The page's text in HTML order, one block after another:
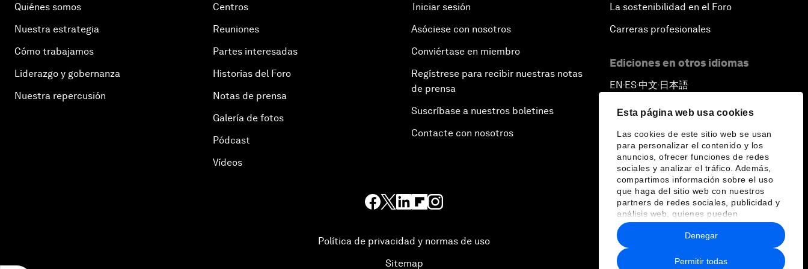
Esta página web usa cookies
Las cookies de este sitio web se usan
para personalizar el contenido y los
anuncios, ofrecer funciones de redes
sociales y analizar el tráfico. Además,
compartimos información sobre el uso
que haga del sitio web con nuestros
partners de redes sociales, publicidad y
análisis web, quienes pueden
combinarla con otra información que les
haya proporcionado o que hayan
recopilado a partir del uso que haya
hecho de sus servicios.
Permitir todas
Denegar
Quiénes somos
Nuestra estrategia
Cómo trabajamos
Liderazgo y gobernanza
Nuestra repercusión
Centros
Reuniones
Partes interesadas
Historias del Foro
Notas de prensa
Galería de fotos
Pódcast
Vídeos
Iniciar sesión
Asóciese con nosotros
Conviértase en miembro
Regístrese para recibir nuestras notas
de prensa
Suscríbase a nuestros boletines
Contacte con nosotros
La sostenibilidad en el Foro
Carreras profesionales
Ediciones en otros idiomas
EN ▪ ES▪中文▪ 日本語
Política de privacidad y normas de uso
Sitemap